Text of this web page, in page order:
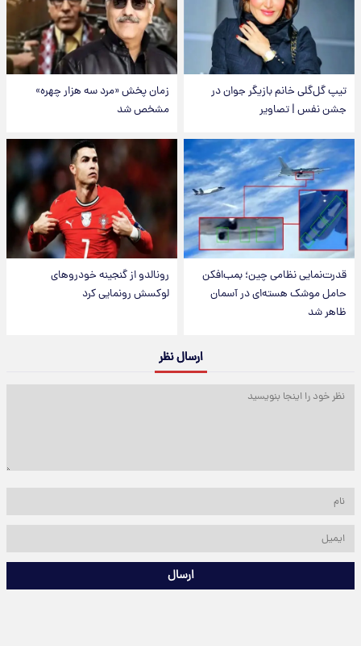
تیپ گل‌گلی خانم بازیگر جوان در
جشن نفس | تصاویر
زمان پخش «مرد سه هزار چهره»
مشخص شد
قدرت‌نمایی نظامی چین؛ بمب‌افکن
حامل موشک هسته‌ای در آسمان
ظاهر شد
رونالدو از گنجینه خودروهای
لوکسش رونمایی کرد
ارسال نظر
ارسال